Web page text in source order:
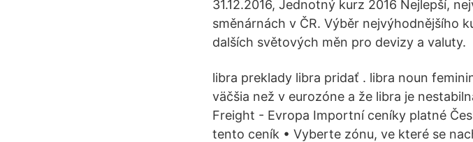
31.12.2016, Jednotný kurz 2016 Nejlepší,
směnárnách v ČR. Výběr nejvýhodnějšího
dalších světových měn pro devizy a valuty.
libra preklady libra pridať . libra noun
väčšia než v eurozóne a že libra je
Freight - Evropa Importní ceníky platné
tento ceník • Vyberte zónu, ve které se